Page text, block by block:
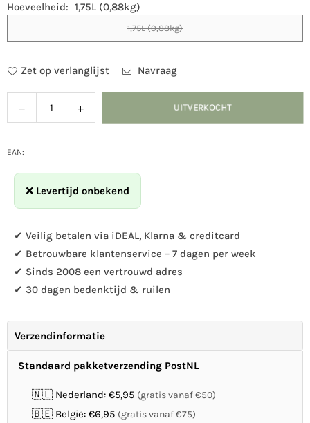
Hoeveelheid: 1,75L (0,88kg)
1,75L (0,88kg)
Zet op verlanglijst Navraag
Hoeveelheid
Verlaag
de
Premium
ENERGY
Verhoog
de
Premium
ENERGY
UITVERKOCHT
EAN:
❌ Levertijd onbekend
✔ Veilig betalen via iDEAL, Klarna & creditcard
✔ Betrouwbare klantenservice – 7 dagen per week
✔ Sinds 2008 een vertrouwd adres
✔ 30 dagen bedenktijd & ruilen
Verzendinformatie
Standaard pakketverzending PostNL
🇳🇱 Nederland: €5,95 (gratis vanaf €50)
🇧🇪 België: €6,95 (gratis vanaf €75)